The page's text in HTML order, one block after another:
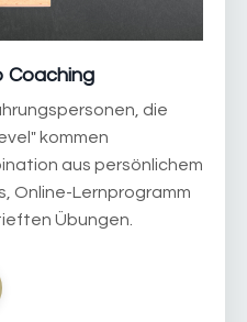
Coaching
die
kommen
aus persönlichem
Online-Lernprogramm
Übungen.